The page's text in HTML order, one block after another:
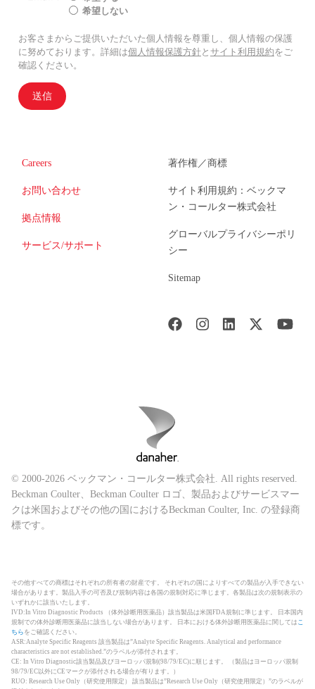
希望しない
お客さまからご提供いただいた個人情報を尊重し、個人情報の保護
に努めております。詳細は個人情報保護方針と サイト利用規約をご
確認ください。
送信
Careers
お問い合わせ
拠点情報
サービス/サポート
著作権／商標
サイト利用規約：ベックマ
ン・コールター株式会社
グローバルプライバシーポリ
シー
Sitemap
© 2000-2026 ベックマン・コールター株式会社. All rights reserved.
Beckman Coulter、Beckman Coulter ロゴ、製品およびサービスマー
クは米国およびその他の国におけるBeckman Coulter, Inc. の登録商
標です。
その他すべての商標はそれぞれの所有者の財産です。 それぞれの国によりすべての製品が入手できない
場合があります。製品入手の可否及び規制内容は各国の規制対応に準じます。各製品は次の規制表示の
いずれかに該当いたします。
IVD:In Vitro Diagnostic Products （体外診断用医薬品）該当製品は米国FDA規制に準じます。 日本国内
規制での体外診断用医薬品に該当しない場合があります。 日本における体外診断用医薬品に関しては こ
ちら をご確認ください。
ASR:Analyte Specific Reagents 該当製品は”Analyte Specific Reagents. Analytical and performance
characteristics are not established.”のラベルが添付されます。
CE: In Vitro Diagnostic該当製品及びヨーロッパ規制(98/79/EC)に順じます。 （製品はヨーロッパ規制
98/79/EC以外にCEマークが添付される場合が有ります。）
RUO: Research Use Only（研究使用限定） 該当製品は”Research Use Only（研究使用限定）”のラベルが